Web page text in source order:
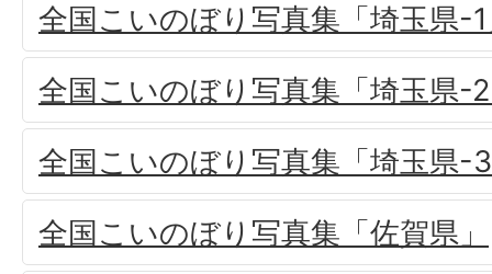
全国こいのぼり写真集「埼玉県-
全国こいのぼり写真集「埼玉県-
全国こいのぼり写真集「埼玉県-
全国こいのぼり写真集「佐賀県」